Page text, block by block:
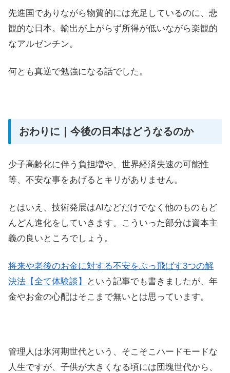
先進国でありながら物質的には充足しているのに、悲
観的な日本。輸出が上がらず所得が低いながら楽観的
なアルゼンチン。
何とも真逆で勉強になる話でした。
おわりに｜今後の日本はどうなるのか
少子高齢化に伴う負担増や、世界経済失速の可能性
等、不安な事をあげるとキリがありません。
とはいえ、技術発展はAIなどだけでなく他のものもど
んどん進化をしていきます。こういった部分は資本主
義の良いところでしょう。
将来や老後のお金に対する不安をぶっ飛ばす3つの解
決法【全て体験談】
という記事でも書きましたが、年
金やお金の心配はそこまで無いとは思っています。
管理人は氷河期世代という、そこそこハードモードな
人生ですが、子供が大きくなる頃には団塊世代から、